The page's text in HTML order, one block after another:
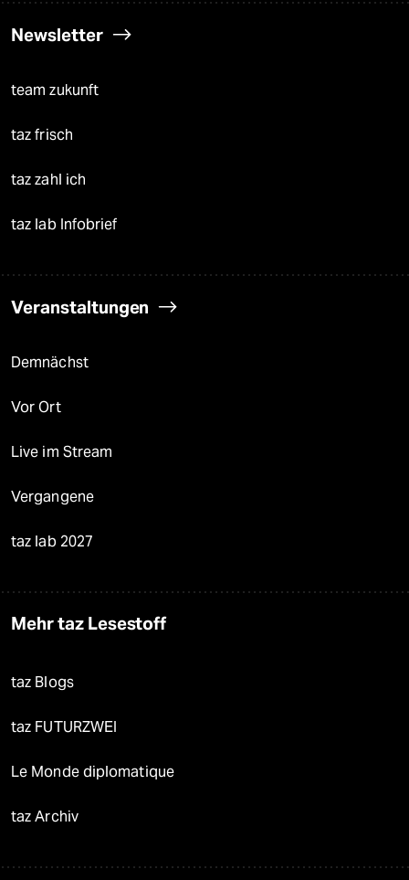
Newsletter
team zukunft
taz frisch
taz zahl ich
taz lab Infobrief
Veranstaltungen
Demnächst
Vor Ort
Live im Stream
Vergangene
taz lab 2027
Mehr taz Lesestoff
taz Blogs
taz FUTURZWEI
Le Monde diplomatique
taz Archiv